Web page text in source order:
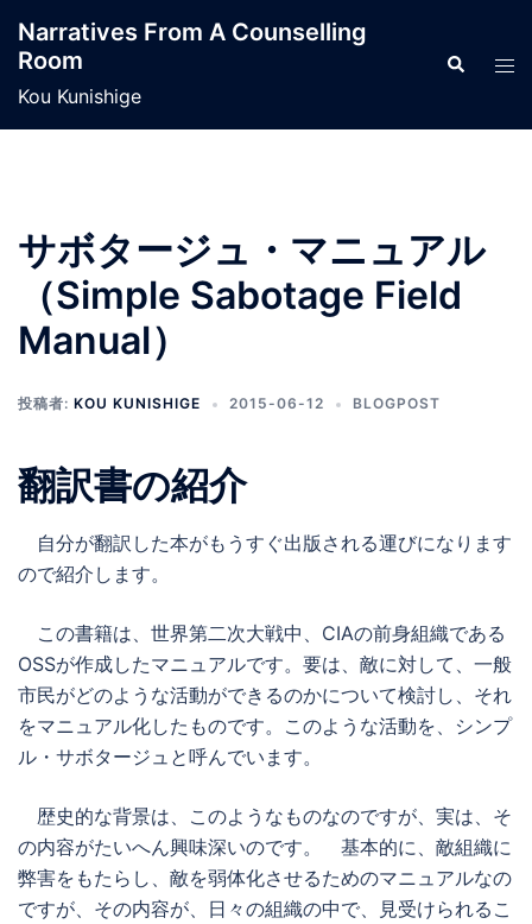
Narratives From A Counselling
Room
Kou Kunishige
検
索
ト
ル
サボタージュ・マニュアル
（Simple Sabotage Field
Manual）
投稿者: KOU KUNISHIGE 2015-06-12 BLOGPOST
翻訳書の紹介
自分が翻訳した本がもうすぐ出版される運びになります
ので紹介します。
この書籍は、世界第二次大戦中、CIAの前身組織である
OSSが作成したマニュアルです。要は、敵に対して、一般
市民がどのような活動ができるのかについて検討し、それ
をマニュアル化したものです。このような活動を、シンプ
ル・サボタージュと呼んでいます。
歴史的な背景は、このようなものなのですが、実は、そ
の内容がたいへん興味深いのです。 基本的に、敵組織に
弊害をもたらし、敵を弱体化させるためのマニュアルなの
ですが、その内容が、日々の組織の中で、見受けられるこ